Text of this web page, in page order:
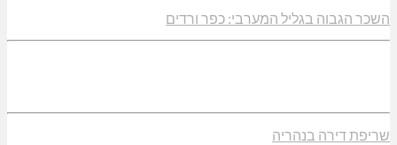
השכר הגבוה בגליל המערבי: כפר ורדים
שריפת דירה בנהריה